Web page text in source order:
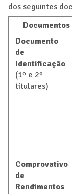
dos seguintes
Documento
de
Identificação
(1º e 2º
titulares)
Comprovativo
de
Rendimentos